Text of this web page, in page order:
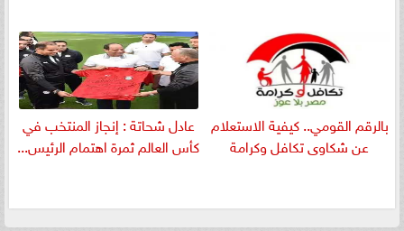
بالرقم القومي.. كيفية الاستعلام
عن شكاوى تكافل وكرامة
عادل شحاتة : إنجاز المنتخب في
كأس العالم ثمرة اهتمام الرئيس...